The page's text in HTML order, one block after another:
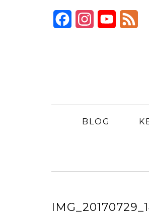
FacebookInstagramYouTube
BLOG